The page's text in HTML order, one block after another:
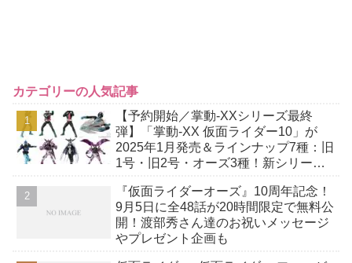
カテゴリーの人気記事
【予約開始／掌動-XXシリーズ最終
弾】「掌動-XX 仮面ライダー10」が
2025年1月発売＆ラインナップ7種：旧
1号・旧2号・オーズ3種！新シリーズ
『仮面ライダーオーズ』10周年記念！
9月5日に全48話が20時間限定で無料公
開！渡部秀さん達のお祝いメッセージ
やプレゼント企画も